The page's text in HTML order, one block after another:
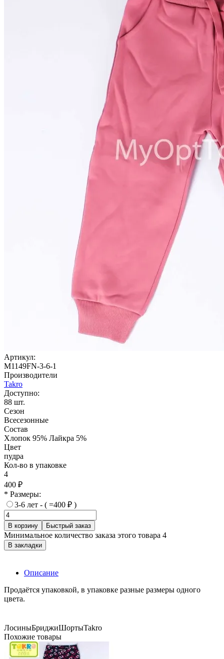
Артикул:
M1149FN-3-6-1
Производители
Takro
Доступно:
88 шт.
Сезон
Всесезонные
Состав
Хлопок 95% Лайкра 5%
Цвет
пудра
Кол-во в упаковке
4
400 ₽
* Размеры:
3-6 лет - ( =400 ₽ )
В корзину Быстрый заказ
Минимальное количество заказа этого товара 4
В закладки
Описание
Продаётся упаковкой, в упаковке разные размеры одного
цвета.
ЛосиныБриджиШортыTakro
Похожие товары